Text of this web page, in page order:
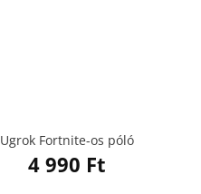
Ugrok Fortnite-os póló
4 990 Ft